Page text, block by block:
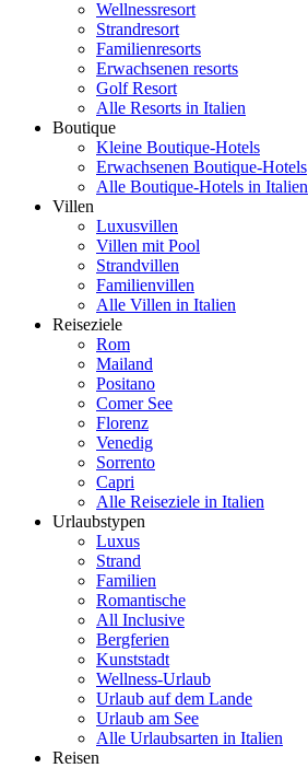
Wellnessresort
Strandresort
Familienresorts
Erwachsenen resorts
Golf Resort
Alle Resorts in Italien
Boutique
Kleine Boutique-Hotels
Erwachsenen Boutique-Hotels
Alle Boutique-Hotels in Italien
Villen
Luxusvillen
Villen mit Pool
Strandvillen
Familienvillen
Alle Villen in Italien
Reiseziele
Rom
Mailand
Positano
Comer See
Florenz
Venedig
Sorrento
Capri
Alle Reiseziele in Italien
Urlaubstypen
Luxus
Strand
Familien
Romantische
All Inclusive
Bergferien
Kunststadt
Wellness-Urlaub
Urlaub auf dem Lande
Urlaub am See
Alle Urlaubsarten in Italien
Reisen